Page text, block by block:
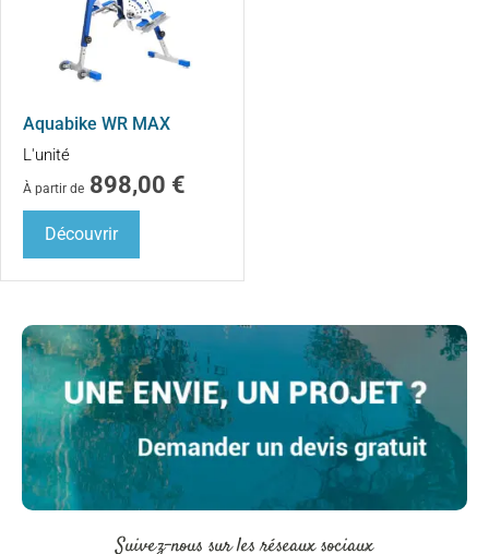
Aquabike WR MAX
L'unité
À partir de 898,00 €
Découvrir
Suivez-nous sur les réseaux sociaux